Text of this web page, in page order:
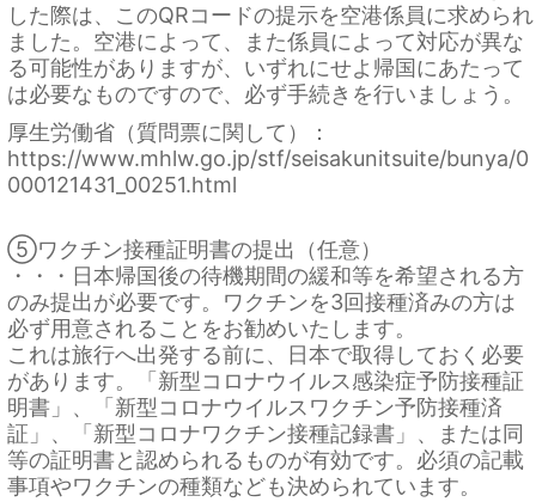
した際は、このQRコードの提示を空港係員に求められ
ました。空港によって、また係員によって対応が異な
る可能性がありますが、いずれにせよ帰国にあたって
は必要なものですので、必ず手続きを行いましょう。
厚生労働省（質問票に関して）：
https://www.mhlw.go.jp/stf/seisakunitsuite/bunya/0
000121431_00251.html
⑤ワクチン接種証明書の提出（任意）
・・・日本帰国後の待機期間の緩和等を希望される方
のみ提出が必要です。ワクチンを3回接種済みの方は
必ず用意されることをお勧めいたします。
これは旅行へ出発する前に、日本で取得しておく必要
があります。「新型コロナウイルス感染症予防接種証
明書」、「新型コロナウイルスワクチン予防接種済
証」、「新型コロナワクチン接種記録書」、または同
等の証明書と認められるものが有効です。必須の記載
事項やワクチンの種類なども決められています。